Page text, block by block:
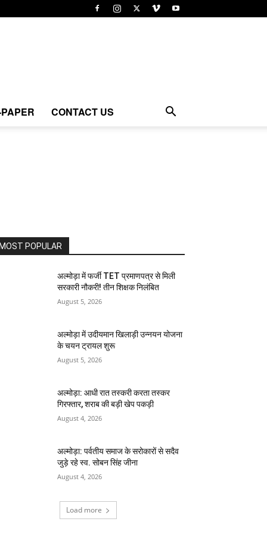
CONTACT US
MOST POPULAR
अल्मोड़ा में फर्जी TET प्रमाणपत्र से मिली
सरकारी नौकरी! तीन शिक्षक निलंबित
August 5, 2026
अल्मोड़ा में उदीयमान खिलाड़ी उन्नयन योजना
के चयन ट्रायल शुरू
August 5, 2026
अल्मोड़ा: आधी रात तस्करी करता तस्कर​
गिरफ्तार, शराब की बड़ी खेप पकड़ी
August 4, 2026
अल्मोड़ा: पर्वतीय समाज के सरोकारों से सदैव
जुड़े रहे स्व. सोबन सिंह जीना
August 4, 2026
Load more